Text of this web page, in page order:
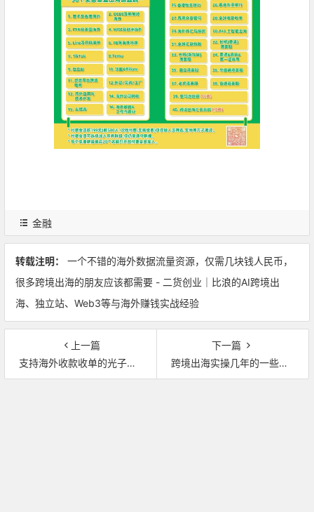
金融
转载注明：
一个不错的海外数据流量资源，仅需几块钱人民币，
很多跨境出海的朋友应该都需要 - 二货创业｜比浪的AI跨境出
海、独立站、Web3等与海外赚钱实战经验
上一篇
支持海外收款收单的光子易PhotonPay在线申请开通教程，可开美国花旗银行等海外账户，还可开海外万事达联名卡
下一篇
跨境出海实操几年的一些基础要求解决方案汇总【跨境出海汇网友投稿】